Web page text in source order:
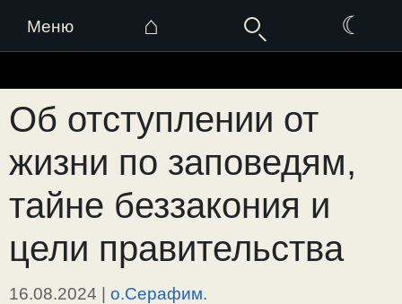
Меню ⌂ ☾
к
содержимому
Об отступлении от
жизни по заповедям,
тайне беззакония и
цели правительства
16.08.2024 | о.Серафим.